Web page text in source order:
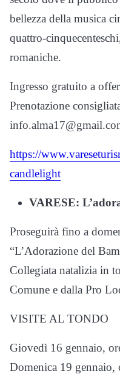
bellezza della musica
quattro-
romaniche.
Ingresso gratuito a
Prenotazione
https://
candlelight
VARESE:
Proseguirà fino a
“L’Adorazione del
Collegiata natalizia in
Comune e dalla Pro
VISITE AL TONDO
Giovedì 16 gennaio,
Domenica 19 gennaio,